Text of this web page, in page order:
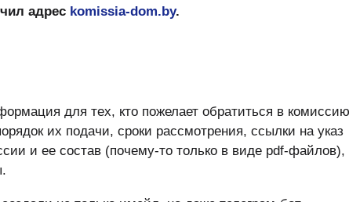
адрес komissia-dom.by.
для тех, кто пожелает обратиться в
их подачи, сроки рассмотрения, ссылки на указ
и ее состав (почему-то только в виде pdf-файлов),